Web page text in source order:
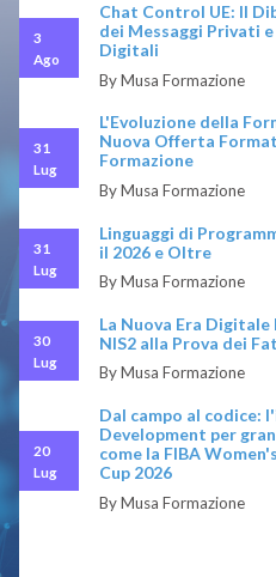
3
Ago
Chat Control UE: Il
dei Messaggi Privati
Digitali
By Musa Formazione
31
Lug
L'Evoluzione della
Nuova Offerta
Formazione
By Musa Formazione
31
Lug
Linguaggi di
il 2026 e Oltre
By Musa Formazione
30
Lug
La Nuova Era Digitale
NIS2 alla Prova dei
By Musa Formazione
20
Lug
Dal campo al codice:
Development per
come la FIBA
Cup 2026
By Musa Formazione